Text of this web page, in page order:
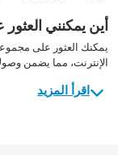
أين يمكنني
يمكنك العثور على
الإنترنت، مما يضمن
اقرأ المزيد